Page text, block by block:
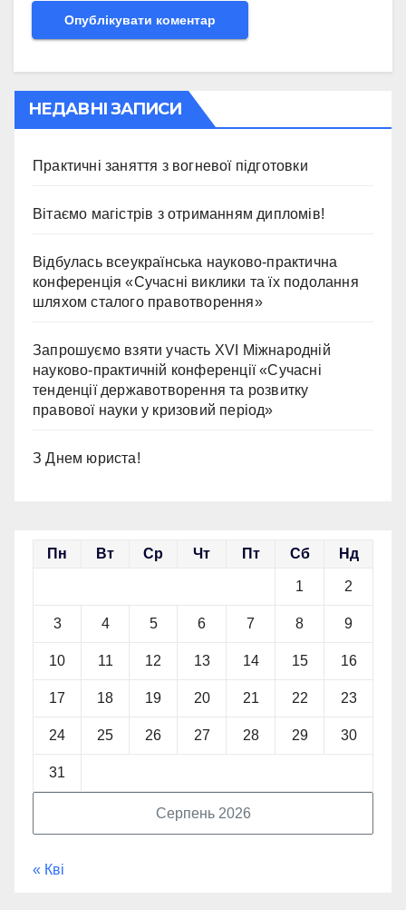
НЕДАВНІ ЗАПИСИ
Практичні заняття з вогневої підготовки
Вітаємо магістрів з отриманням дипломів!
Відбулась всеукраїнська науково-практична
конференція «Сучасні виклики та їх подолання
шляхом сталого правотворення»
Запрошуємо взяти участь ХVІ Міжнародній
науково-практичній конференції «Сучасні
тенденції державотворення та розвитку
правової науки у кризовий період»
З Днем юриста!
Серпень 2026
Пн Вт Ср Чт Пт Сб Нд
1 2
3 4 5 6 7 8 9
10 11 12 13 14 15 16
17 18 19 20 21 22 23
24 25 26 27 28 29 30
31
« Кві